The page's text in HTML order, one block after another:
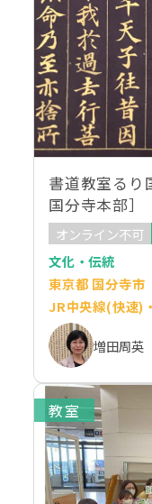
書道教室るり
国分寺本部］
オンライン不可
文化・伝統
東京都 国分寺市
JR中央線(快速)
増田周英
教室